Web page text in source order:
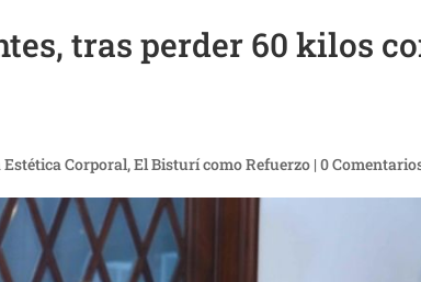
tras perder 60 kilos
Corporal,El Bisturí como Refuerzo |0